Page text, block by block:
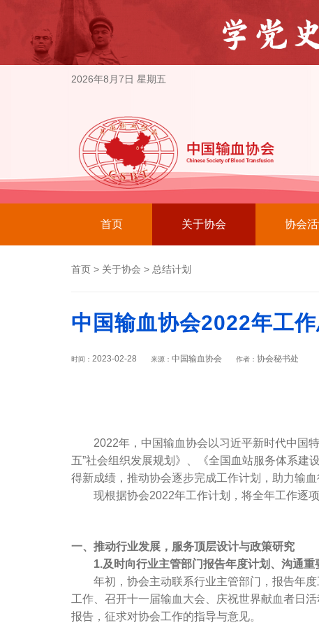
2026年8月7日 星期五
首页 关于协会 协会
首页 > 关于协会 > 总结计划
中国输血协会2022年工
时间： 2023-02-28 来源： 中国输血协会 作者： 协会秘书处
2022年，中国输血协会以习近平新时代中国特
五”社会组织发展规划》、《全国血站服务体系
得新成绩，推动协会逐步完成工作计划，助力输血
现根据协会2022年工作计划，将全年工作逐项
一、推动行业发展，服务顶层设计与政策研究
1.及时向行业主管部门报告年度计划、沟通重
年初，协会主动联系行业主管部门，报告年度
工作、召开十一届输血大会、庆祝世界献血者日
报告，征求对协会工作的指导与意见。